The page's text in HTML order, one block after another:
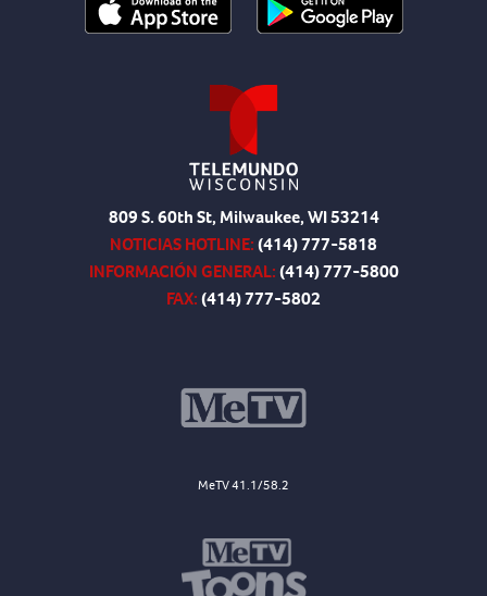
809 S. 60th St, Milwaukee, WI 53214
NOTICIAS HOTLINE:(414) 777-5818
INFORMACIÓN GENERAL:(414) 777-5800
FAX:(414) 777-5802
MeTV 41.1/58.2